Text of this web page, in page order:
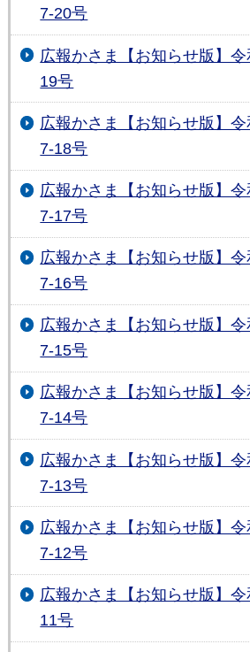
7-20号
広報かさま【お知らせ版】
19号
広報かさま【お知らせ版】
7-18号
広報かさま【お知らせ版】
7-17号
広報かさま【お知らせ版】
7-16号
広報かさま【お知らせ版】
7-15号
広報かさま【お知らせ版】
7-14号
広報かさま【お知らせ版】
7-13号
広報かさま【お知らせ版】
7-12号
広報かさま【お知らせ版】
11号